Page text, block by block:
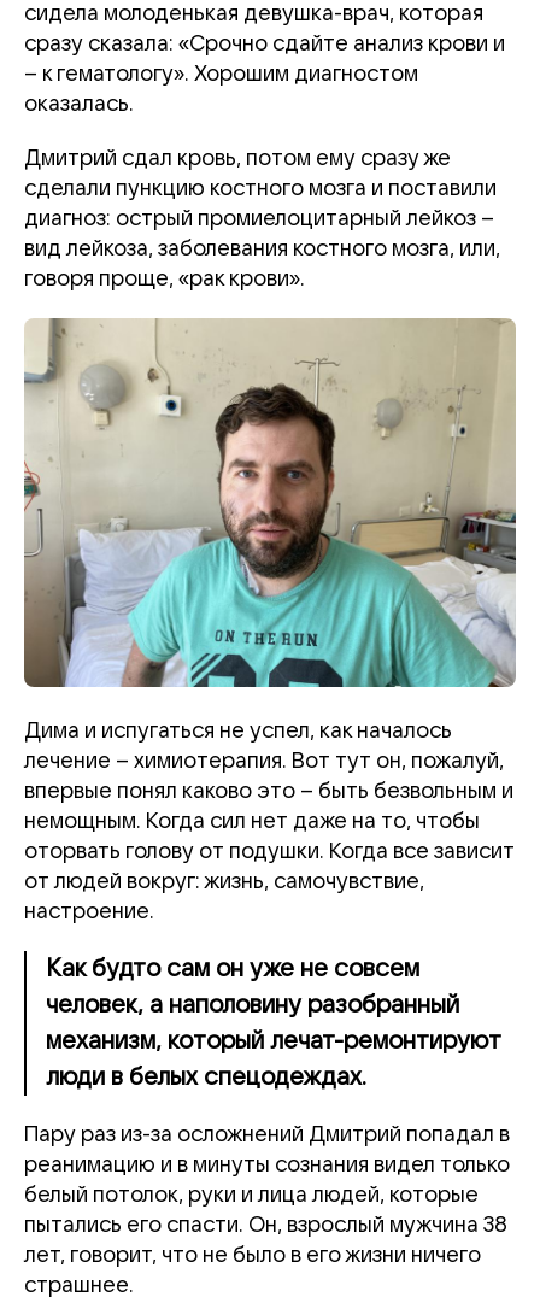
сидела молоденькая девушка-врач, которая
сразу сказала: «Срочно сдайте анализ крови и
– к гематологу». Хорошим диагностом
оказалась.
Дмитрий сдал кровь, потом ему сразу же
сделали пункцию костного мозга и поставили
диагноз: острый промиелоцитарный лейкоз –
вид лейкоза, заболевания костного мозга, или,
говоря проще, «рак крови».
Дима и испугаться не успел, как началось
лечение – химиотерапия. Вот тут он, пожалуй,
впервые понял каково это – быть безвольным и
немощным. Когда сил нет даже на то, чтобы
оторвать голову от подушки. Когда все зависит
от людей вокруг: жизнь, самочувствие,
настроение.
Как будто сам он уже не совсем
человек, а наполовину разобранный
механизм, который лечат-ремонтируют
люди в белых спецодеждах.
Пару раз из-за осложнений Дмитрий попадал в
реанимацию и в минуты сознания видел только
белый потолок, руки и лица людей, которые
пытались его спасти. Он, взрослый мужчина 38
лет, говорит, что не было в его жизни ничего
страшнее.